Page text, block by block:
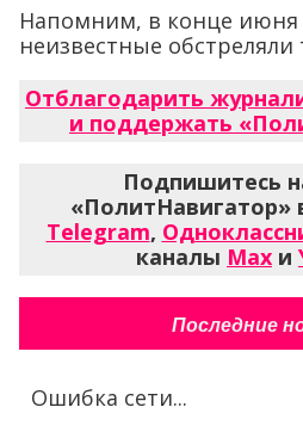
Напомним, в конце июня
неизвестные
Отблагодарить
и поддержать
Подпишитесь
«ПолитНавигатор»
Telegram,
каналы Max и
Последние
Ошибка сети...